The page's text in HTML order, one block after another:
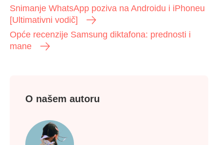
Snimanje WhatsApp poziva na Androidu i iPhoneu
[Ultimativni vodič]
Opće recenzije Samsung diktafona: prednosti i
mane
O našem autoru